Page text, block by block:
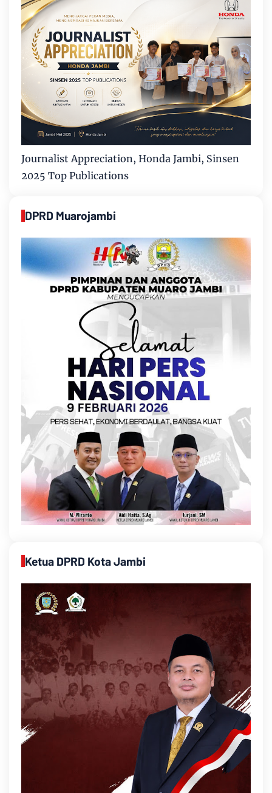
Journalist Appreciation, Honda Jambi, Sinsen
2025 Top Publications
DPRD Muarojambi
Ketua DPRD Kota Jambi